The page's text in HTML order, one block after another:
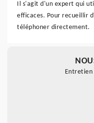
Il s'agit d'un expert qui
efficaces. Pour recueillir
téléphoner directement.
Entretien